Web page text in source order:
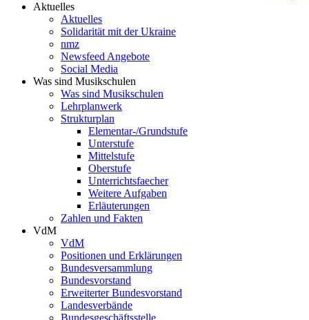
Aktuelles
Aktuelles
Solidarität mit der Ukraine
nmz
Newsfeed Angebote
Social Media
Was sind Musikschulen
Was sind Musikschulen
Lehrplanwerk
Strukturplan
Elementar-/Grundstufe
Unterstufe
Mittelstufe
Oberstufe
Unterrichtsfaecher
Weitere Aufgaben
Erläuterungen
Zahlen und Fakten
VdM
VdM
Positionen und Erklärungen
Bundesversammlung
Bundesvorstand
Erweiterter Bundesvorstand
Landesverbände
Bundesgeschäftsstelle